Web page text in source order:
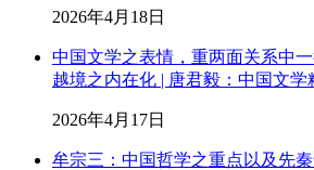
2026年4月18日
中国文学之表情，重两面关系中
越境之内在化 | 唐君毅：中国文学
2026年4月17日
牟宗三：中国哲学之重点以及先